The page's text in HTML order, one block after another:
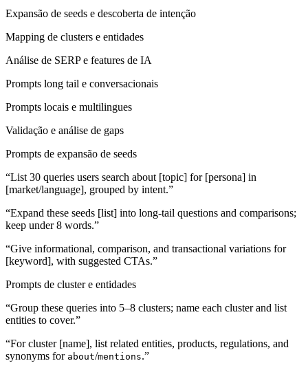
Expansão de seeds e descoberta de intenção
Mapping de clusters e entidades
Análise de SERP e features de IA
Prompts long tail e conversacionais
Prompts locais e multilingues
Validação e análise de gaps
Prompts de expansão de seeds
“List 30 queries users search about [topic] for [persona] in
[market/language], grouped by intent.”
“Expand these seeds [list] into long-tail questions and comparisons;
keep under 8 words.”
“Give informational, comparison, and transactional variations for
[keyword], with suggested CTAs.”
Prompts de cluster e entidades
“Group these queries into 5–8 clusters; name each cluster and list
entities to cover.”
“For cluster [name], list related entities, products, regulations, and
synonyms for about/mentions.”